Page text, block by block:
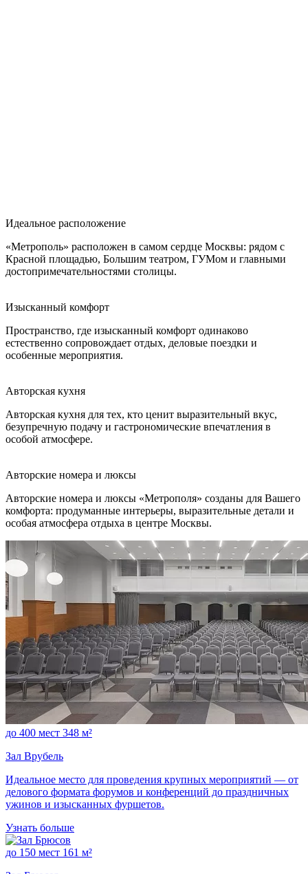
Идеальное расположение
«Метрополь» расположен в самом сердце Москвы: рядом с
Красной площадью, Большим театром, ГУМом и главными
достопримечательностями столицы.
Изысканный комфорт
Пространство, где изысканный комфорт одинаково
естественно сопровождает отдых, деловые поездки и
особенные мероприятия.
Авторская кухня
Авторская кухня для тех, кто ценит выразительный вкус,
безупречную подачу и гастрономические впечатления в
особой атмосфере.
Авторские номера и люксы
Авторские номера и люксы «Метрополя» созданы для Вашего
комфорта: продуманные интерьеры, выразительные детали и
особая атмосфера отдыха в центре Москвы.
до 400 мест 348 м²
Зал Врубель
Идеальное место для проведения крупных мероприятий — от
делового формата форумов и конференций до праздничных
ужинов и изысканных фуршетов.
Узнать больше
до 150 мест 161 м²